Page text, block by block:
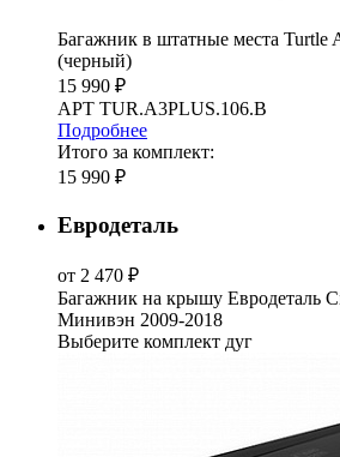
Багажник в штатные места Turtle
(черный)
15 990 ₽
АРТ TUR.A3PLUS.106.B
Подробнее
Итого за комплект:
15 990 ₽
Евродеталь
от 2 470 ₽
Багажник на крышу Евродеталь
Минивэн 2009-2018
Выберите комплект дуг